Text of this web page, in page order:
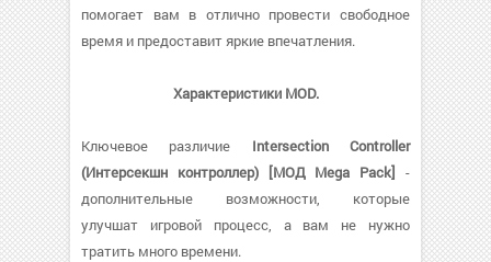
помогает вам в отлично провести свободное
время и предоставит яркие впечатления.
Характеристики MOD.
Ключевое различие Intersection Controller
(Интерсекшн контроллер) [МОД Mega Pack] -
дополнительные возможности, которые
улучшат игровой процесс, а вам не нужно
тратить много времени.